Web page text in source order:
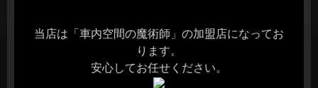
当店は「車内空間の魔術師」の加盟店になってお
ります。
安心してお任せください。